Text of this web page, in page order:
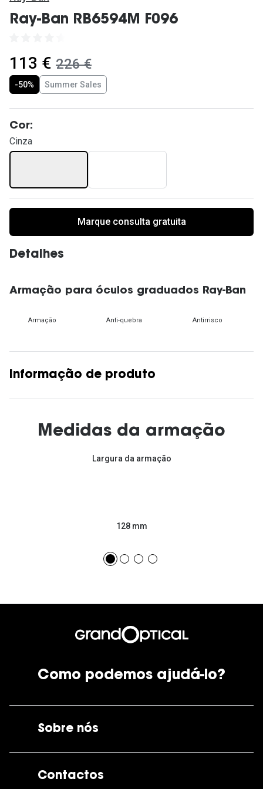
Ray-Ban RB6594M F096
agora:
113 € era:
226 €
-50% Summer Sales
Cor:
Cinza
Marque consulta gratuita
Detalhes
Armação para óculos graduados Ray-Ban
Armação Anti-quebra Antirrisco
Informação de produto
Medidas da armação
Largura da armação
128 mm
Como podemos ajudá-lo?
Sobre nós
Contactos